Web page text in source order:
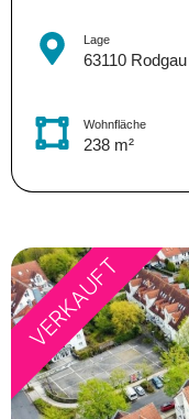
Lage
63110 Rodgau
Wohnfläche
238 m²
VERKAUFT